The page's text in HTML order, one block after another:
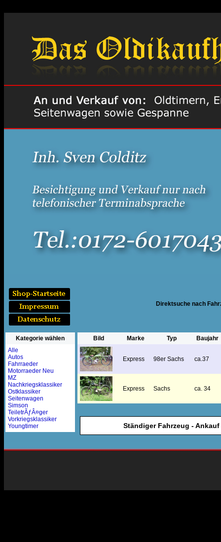
Direktsuche nach
Kategorie wählen
Alle
Autos
Fahrraeder
Motorraeder Neu
MZ
Nachkriegsklassiker
Ostklassiker
Seitenwagen
Simson
TeiletrÃƒÂ¤ger
Vorkriegsklassiker
Youngtimer
Bild Marke Typ Baujahr
Express 98er Sachs ca.37
Express Sachs ca. 34
Ständiger Fahrzeug -